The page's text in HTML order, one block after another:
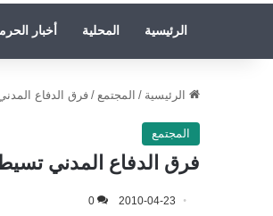
الرئيسية المحلية أخبار
الرئيسية / المجتمع / فرق الدفاع
المجتمع
فرق الدفاع المدني
2010-04-23
0